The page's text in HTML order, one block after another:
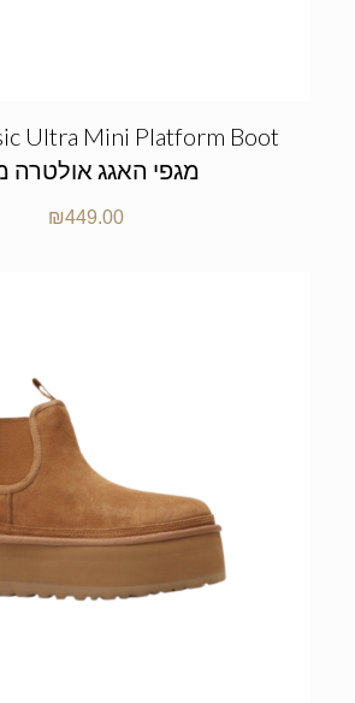
Ultra Mini Platform Boot
מגפי האגג אולטרה
₪449.00